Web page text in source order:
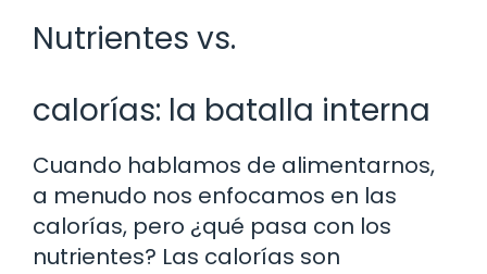
Nutrientes vs.
calorías: la batalla interna
Cuando hablamos de alimentarnos,
a menudo nos enfocamos en las
calorías, pero ¿qué pasa con los
nutrientes? Las calorías son